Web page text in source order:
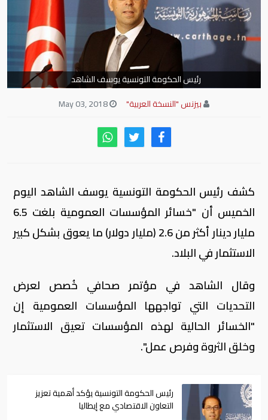
رئيس الحكومة التونسية يوسف الشاهد
بيزنس "النسخة العربية"
كشف رئيس الحكومة التونسية يوسف الشاهد اليوم
الخميس أن "خسائر المؤسسات العمومية بلغت 6.5
مليار دينار أكثر من 2.6 (مليار دولار) ما يعوق بشكل كبير
الاستثمار في البلاد.
وقال الشاهد في مؤتمر صحافي خُصص لعرض
التحديات التي تواجهها المؤسسات العمومية إن
"الخسائر الحالية لهذه المؤسسات تعيق الاستثمار
وخلق الثروة وفرص عمل".
رئيس الحكومة التونسية يؤكد أهمية تعزيز
التعاون الاقتصادي مع إيطاليا